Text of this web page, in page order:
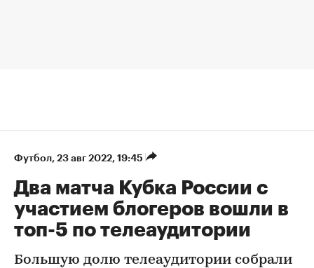
Футбол⁠, 23 авг 2022, 19:45
Два матча Кубка России с
участием блогеров вошли в
топ-5 по телеаудитории
Большую долю телеаудитории собрали